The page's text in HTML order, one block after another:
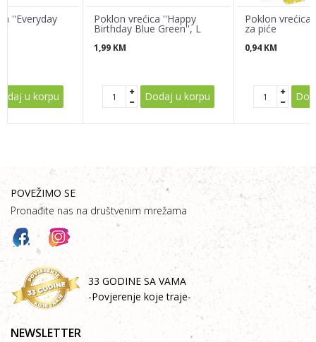
''Everyday
u korpu
Poklon vrećica ''Happy
Birthday Blue Green'', L
1,99 KM
Dodaj u korpu
Poklon
za piće
0,94 KM
POVEŽIMO SE
Pronađite nas na društvenim mrežama
33 GODINE SA VAMA
-Povjerenje koje traje-
NEWSLETTER